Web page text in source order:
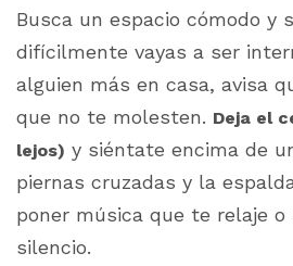
Busca un espacio cómodo y
difícilmente vayas a ser
alguien más en casa, avisa
que no te molesten. Deja el
lejos) y siéntate encima de
piernas cruzadas y la
poner música que te relaje o
silencio.